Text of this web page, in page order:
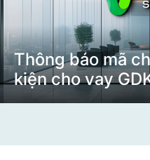
Thông báo mã
kiện cho vay